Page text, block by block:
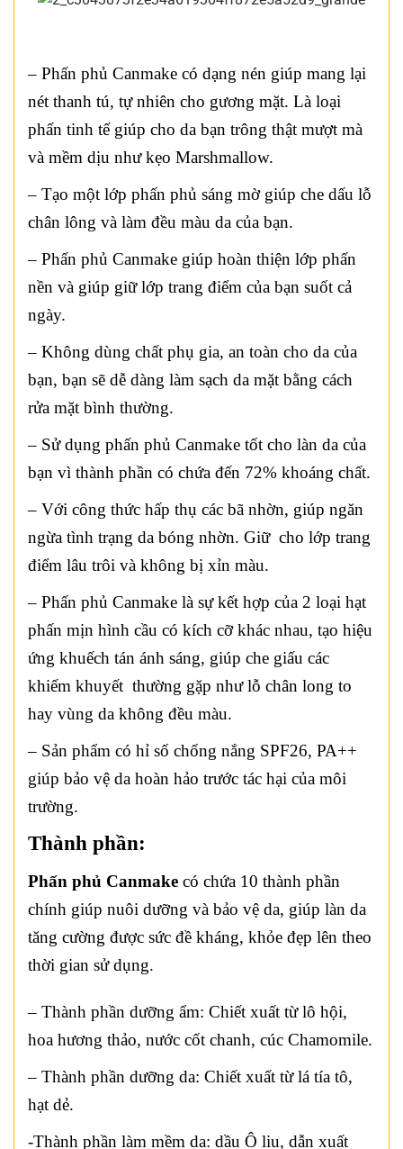
– Phấn phủ Canmake có dạng nén giúp mang lại
nét thanh tú, tự nhiên cho gương mặt. Là loại
phấn tinh tế giúp cho da bạn trông thật mượt mà
và mềm dịu như kẹo Marshmallow.
– Tạo một lớp phấn phủ sáng mờ giúp che dấu lỗ
chân lông và làm đều màu da của bạn.
– Phấn phủ Canmake giúp hoàn thiện lớp phấn
nền và giúp giữ lớp trang điểm của bạn suốt cả
ngày.
– Không dùng chất phụ gia, an toàn cho da của
bạn, bạn sẽ dễ dàng làm sạch da mặt bằng cách
rửa mặt bình thường.
– Sử dụng phấn phủ Canmake tốt cho làn da của
bạn vì thành phần có chứa đến 72% khoáng chất.
– Với công thức hấp thụ các bã nhờn, giúp ngăn
ngừa tình trạng da bóng nhờn. Giữ cho lớp trang
điểm lâu trôi và không bị xỉn màu.
– Phấn phủ Canmake là sự kết hợp của 2 loại hạt
phấn mịn hình cầu có kích cỡ khác nhau, tạo hiệu
ứng khuếch tán ánh sáng, giúp che giấu các
khiếm khuyết thường gặp như lỗ chân long to
hay vùng da không đều màu.
– Sản phẩm có hỉ số chống nắng SPF26, PA++
giúp bảo vệ da hoàn hảo trước tác hại của môi
trường.
Thành phần:
Phấn phủ Canmake có chứa 10 thành phần
chính giúp nuôi dưỡng và bảo vệ da, giúp làn da
tăng cường được sức đề kháng, khỏe đẹp lên theo
thời gian sử dụng.
– Thành phần dưỡng ẩm: Chiết xuất từ lô hội,
hoa hương thảo, nước cốt chanh, cúc Chamomile.
– Thành phần dưỡng da: Chiết xuất từ lá tía tô,
hạt dẻ.
-Thành phần làm mềm da: dầu Ô liu, dẫn xuất